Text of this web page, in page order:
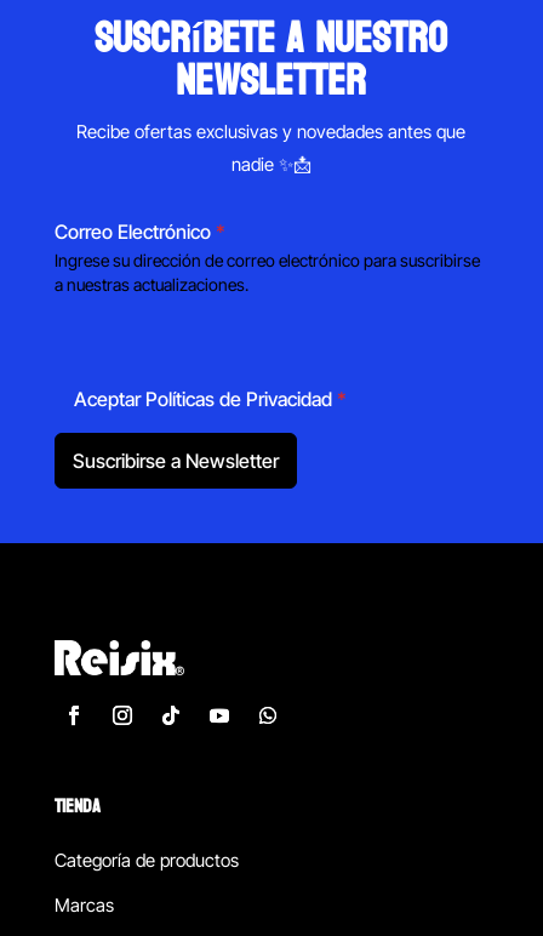
suscríbete a nuestro
newsletter
Recibe ofertas exclusivas y novedades antes que
nadie ✨📩
Correo Electrónico *
Ingrese su dirección de correo electrónico para suscribirse
a nuestras actualizaciones.
Aceptar Políticas de Privacidad *
Suscribirse a Newsletter
TIENDA
Categoría de productos
Marcas